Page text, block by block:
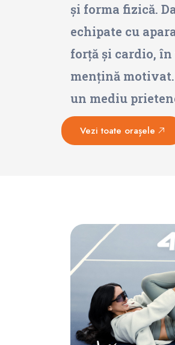
și forma fizică.
echipate cu
forță și cardio,
mențină
un mediu
Vezi toate orașele